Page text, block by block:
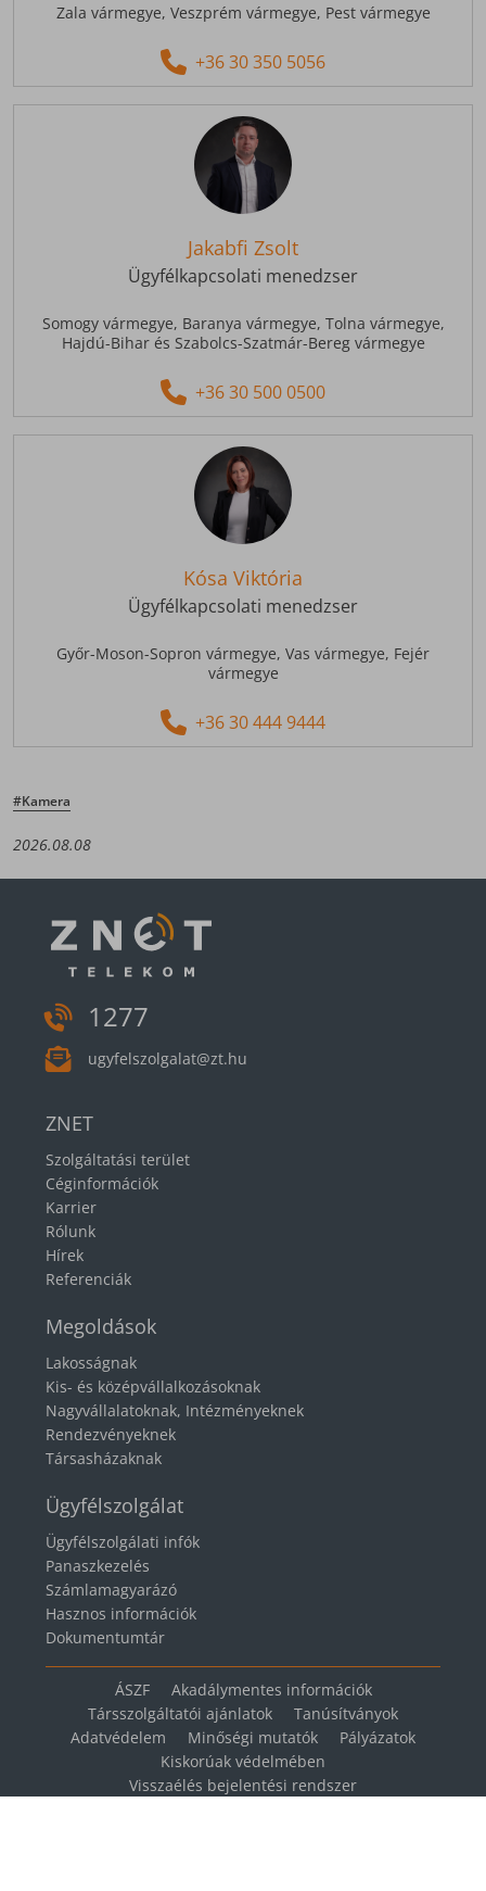
Zala vármegye, Veszprém vármegye, Pest vármegye
+36 30 350 5056
Jakabfi Zsolt
Ügyfélkapcsolati menedzser
Somogy vármegye, Baranya vármegye, Tolna vármegye,
Hajdú-Bihar és Szabolcs-Szatmár-Bereg vármegye
+36 30 500 0500
Kósa Viktória
Ügyfélkapcsolati menedzser
Győr-Moson-Sopron vármegye, Vas vármegye, Fejér
vármegye
+36 30 444 9444
#Kamera
2026.08.08
1277
ugyfelszolgalat@zt.hu
ZNET
Szolgáltatási terület
Céginformációk
Karrier
Rólunk
Hírek
Referenciák
Megoldások
Lakosságnak
Kis- és középvállalkozásoknak
Nagyvállalatoknak, Intézményeknek
Rendezvényeknek
Társasházaknak
Ügyfélszolgálat
Ügyfélszolgálati infók
Panaszkezelés
Számlamagyarázó
Hasznos információk
Dokumentumtár
ÁSZF
Akadálymentes információk
Társszolgáltatói ajánlatok
Tanúsítványok
Adatvédelem
Minőségi mutatók
Pályázatok
Kiskorúak védelmében
Visszaélés bejelentési rendszer